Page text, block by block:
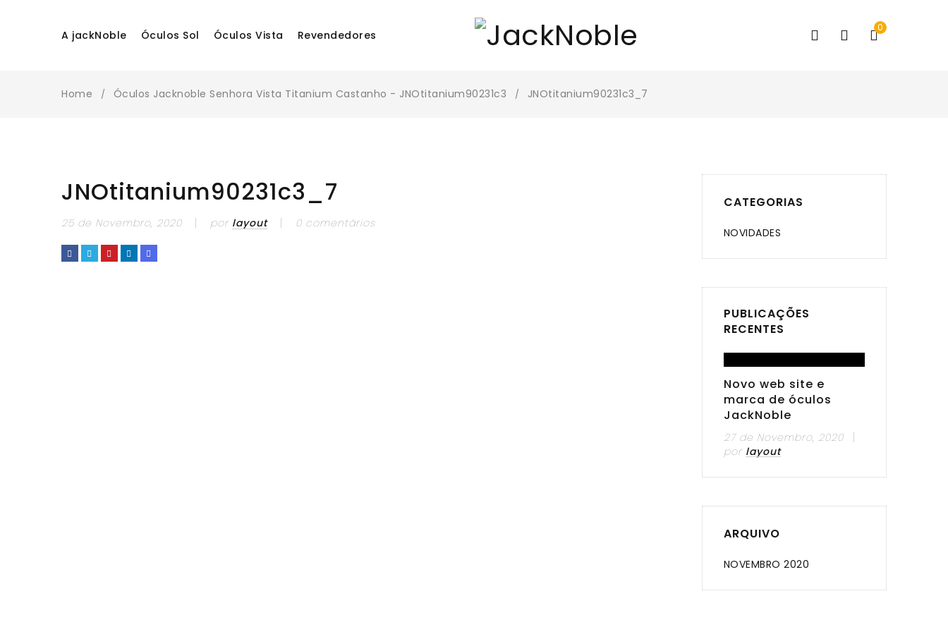
A jackNoble Óculos Sol Óculos Vista Revendedores
0
Home / Óculos Jacknoble Senhora Vista Titanium Castanho - JNOtitanium90231c3 / JNOtitanium90231c3_7
JNOtitanium90231c3_7
25 de Novembro, 2020 por layout 0 comentários
CATEGORIAS
NOVIDADES
PUBLICAÇÕES
RECENTES
Novo web site e
marca de óculos
JackNoble
27 de Novembro, 2020
por layout
ARQUIVO
NOVEMBRO 2020